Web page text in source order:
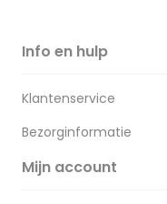
Info en hulp
Klantenservice
Bezorginformatie
Mijn account